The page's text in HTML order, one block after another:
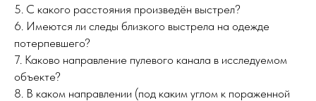
5. С какого расстояния произведён выстрел?
6. Имеются ли следы близкого выстрела на одежде
потерпевшего?
7. Каково направление пулевого канала в исследуемом
объекте?
8. В каком направлении (под каким углом к пораженной